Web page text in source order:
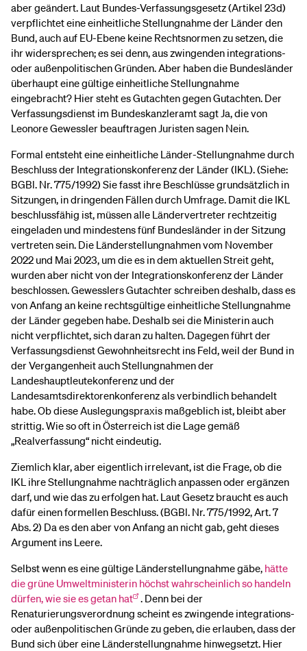
aber geändert. Laut Bundes-Verfassungsgesetz (Artikel 23d)
verpflichtet eine einheitliche Stellungnahme der Länder den
Bund, auch auf EU-Ebene keine Rechtsnormen zu setzen, die
ihr widersprechen; es sei denn, aus zwingenden integrations-
oder außenpolitischen Gründen. Aber haben die Bundesländer
überhaupt eine gültige einheitliche Stellungnahme
eingebracht? Hier steht es Gutachten gegen Gutachten. Der
Verfassungsdienst im Bundeskanzleramt sagt Ja, die von
Leonore Gewessler beauftragen Juristen sagen Nein.
Formal entsteht eine einheitliche Länder-Stellungnahme durch
Beschluss der Integrationskonferenz der Länder (IKL). (Siehe:
BGBl. Nr. 775/1992) Sie fasst ihre Beschlüsse grundsätzlich in
Sitzungen, in dringenden Fällen durch Umfrage. Damit die IKL
beschlussfähig ist, müssen alle Ländervertreter rechtzeitig
eingeladen und mindestens fünf Bundesländer in der Sitzung
vertreten sein. Die Länderstellungnahmen vom November
2022 und Mai 2023, um die es in dem aktuellen Streit geht,
wurden aber nicht von der Integrationskonferenz der Länder
beschlossen. Gewesslers Gutachter schreiben deshalb, dass es
von Anfang an keine rechtsgültige einheitliche Stellungnahme
der Länder gegeben habe. Deshalb sei die Ministerin auch
nicht verpflichtet, sich daran zu halten. Dagegen führt der
Verfassungsdienst Gewohnheitsrecht ins Feld, weil der Bund in
der Vergangenheit auch Stellungnahmen der
Landeshauptleutekonferenz und der
Landesamtsdirektorenkonferenz als verbindlich behandelt
habe. Ob diese Auslegungspraxis maßgeblich ist, bleibt aber
strittig. Wie so oft in Österreich ist die Lage gemäß
„Realverfassung“ nicht eindeutig.
Ziemlich klar, aber eigentlich irrelevant, ist die Frage, ob die
IKL ihre Stellungnahme nachträglich anpassen oder ergänzen
darf, und wie das zu erfolgen hat. Laut Gesetz braucht es auch
dafür einen formellen Beschluss. (BGBl. Nr. 775/1992, Art. 7
Abs. 2) Da es den aber von Anfang an nicht gab, geht dieses
Argument ins Leere.
Selbst wenn es eine gültige Länderstellungnahme gäbe, hätte
die grüne Umweltministerin höchst wahrscheinlich so handeln
dürfen, wie sie es getan hat . Denn bei der
Renaturierungsverordnung scheint es zwingende integrations-
oder außenpolitischen Gründe zu geben, die erlauben, dass der
Bund sich über eine Länderstellungnahme hinwegsetzt. Hier